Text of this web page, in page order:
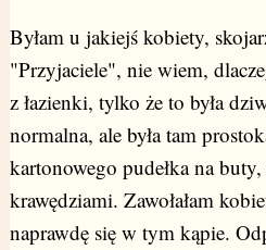
Byłam u jakiejś kobiety,
"Przyjaciele", nie wiem,
z łazienki, tylko że to była
normalna, ale była tam
kartonowego pudełka na
krawędziami. Zawołałam
naprawdę się w tym kąpie.